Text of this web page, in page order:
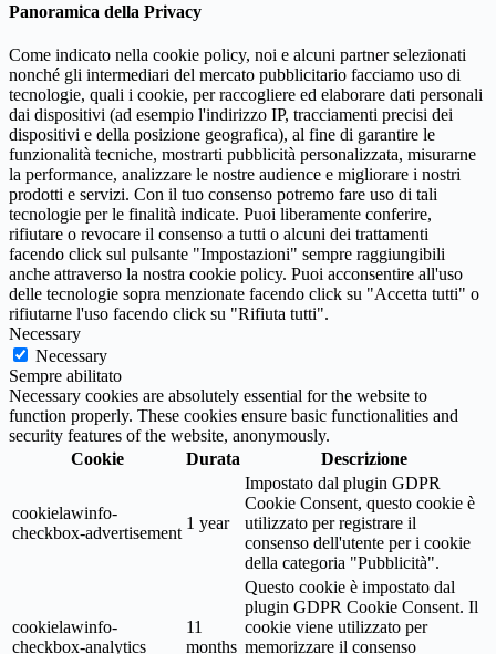
Panoramica della Privacy
Come indicato nella cookie policy, noi e alcuni partner selezionati
nonché gli intermediari del mercato pubblicitario facciamo uso di
tecnologie, quali i cookie, per raccogliere ed elaborare dati personali
dai dispositivi (ad esempio l'indirizzo IP, tracciamenti precisi dei
dispositivi e della posizione geografica), al fine di garantire le
funzionalità tecniche, mostrarti pubblicità personalizzata, misurarne
la performance, analizzare le nostre audience e migliorare i nostri
prodotti e servizi. Con il tuo consenso potremo fare uso di tali
tecnologie per le finalità indicate. Puoi liberamente conferire,
rifiutare o revocare il consenso a tutti o alcuni dei trattamenti
facendo click sul pulsante "Impostazioni" sempre raggiungibili
anche attraverso la nostra cookie policy. Puoi acconsentire all'uso
delle tecnologie sopra menzionate facendo click su "Accetta tutti" o
rifiutarne l'uso facendo click su "Rifiuta tutti".
Necessary
Necessary
Sempre abilitato
Necessary cookies are absolutely essential for the website to
function properly. These cookies ensure basic functionalities and
security features of the website, anonymously.
Cookie
Durata Descrizione
cookielawinfo-
checkbox-advertisement
1 year
Impostato dal plugin GDPR
Cookie Consent, questo cookie è
utilizzato per registrare il
consenso dell'utente per i cookie
della categoria "Pubblicità".
cookielawinfo-
checkbox-analytics
11
months
Questo cookie è impostato dal
plugin GDPR Cookie Consent. Il
cookie viene utilizzato per
memorizzare il consenso